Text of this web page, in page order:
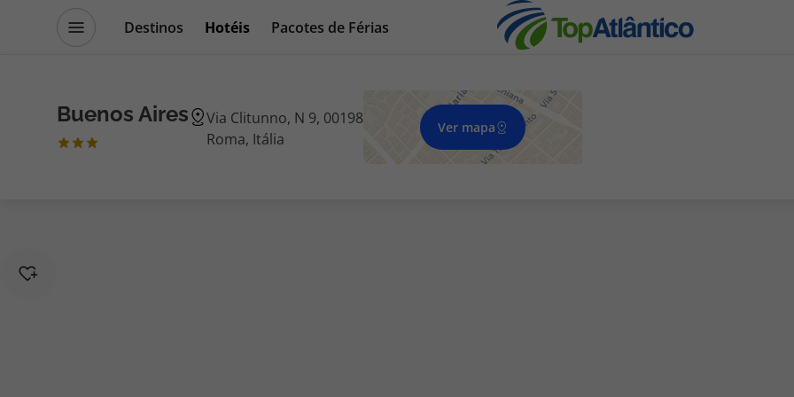
Destinos Hotéis
Pacotes de Férias
Escapadinhas
Buenos Aires
Via Clitunno, N 9, 00198
Roma, Itália
Ver mapa